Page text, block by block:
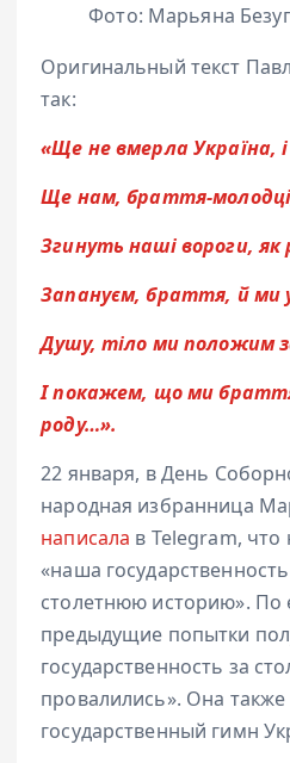
Фото: Марьяна
Оригинальный текст
так:
«Ще не вмерла Україна, і
Ще нам, браття-
Згинуть наші вороги, як
Запануєм, браття, й ми
Душу, тіло ми положим
І покажем, що ми
роду…».
22 января, в День
народная избранница
написала в Telegram, что
«наша
столетнюю историю». По
предыдущие попытки
государственность за
провалились». Она также
государственный гимн